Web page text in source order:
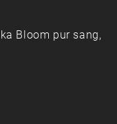
Bloom pur sang,